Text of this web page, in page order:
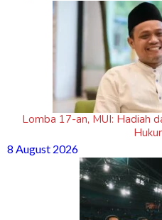
Lomba 17-an, MUI: Hadiah
8 August 2026